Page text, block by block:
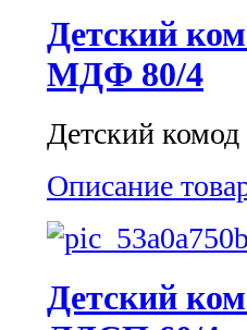
Детский
МДФ 80/4
Детский
Описание
Детский